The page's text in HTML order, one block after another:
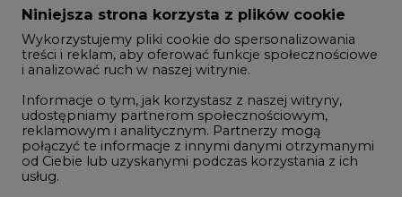
Zmiany kadrowe na rynku
Studio CIRE
Rozmowy o energetyce
Gospodarka
Geopolityka
LTE450
Niniejsza strona korzysta z plików cookie
Wykorzystujemy pliki cookie do spersonalizowania
treści i reklam, aby oferować funkcje społecznościowe
i analizować ruch w naszej witrynie.
Informacje o tym, jak korzystasz z naszej witryny,
udostępniamy partnerom społecznościowym,
reklamowym i analitycznym. Partnerzy mogą
połączyć te informacje z innymi danymi otrzymanymi
od Ciebie lub uzyskanymi podczas korzystania z ich
usług.